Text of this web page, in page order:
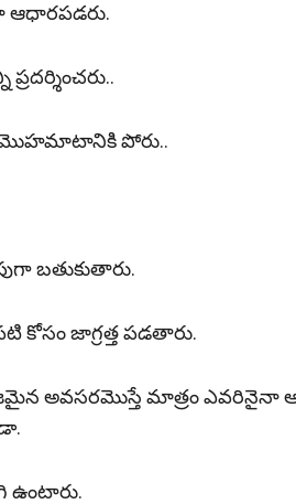
మొహమాటానికి పోరు..
బతుకుతారు.
కోసం జాగ్రత్త పడతారు.
అవసరమొస్తే మాత్రం ఎవరినైనా
ఉంటారు.